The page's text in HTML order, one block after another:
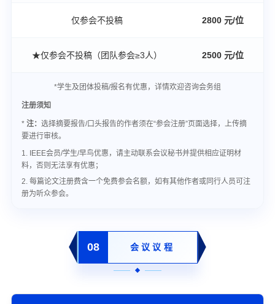
仅参会不投稿 2800 元/位
★仅参会不投稿（团队参会≥3人） 2500 元/位
*学生及团体投稿/报名有优惠，详情欢迎咨询会务组
注册须知
* 注： 选择摘要报告/口头报告的作者须在“参会注册”页面选择，上传摘
要进行审核。
1. IEEE会员/学生/早鸟优惠，请主动联系会议秘书并提供相应证明材
料，否则无法享有优惠；
2. 每篇论文注册费含一个免费参会名额，如有其他作者或同行人员可注
册为听众参会。
08 会议议程